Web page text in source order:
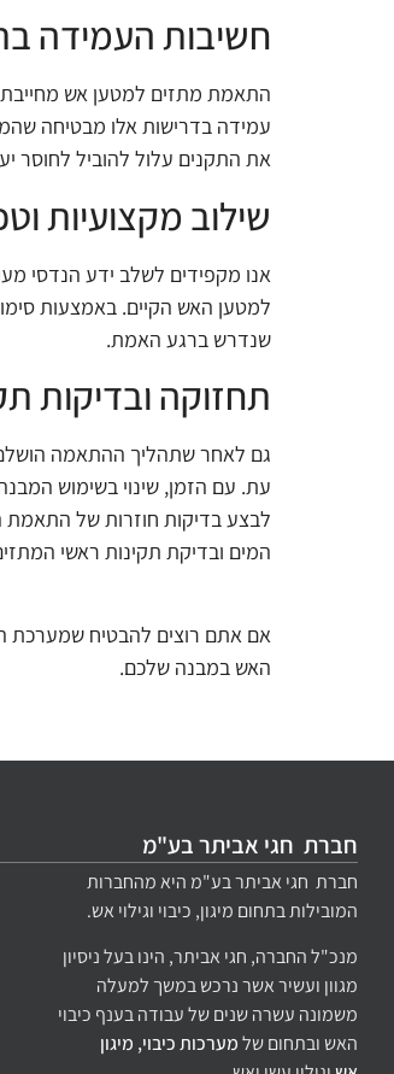
חשיבות העמידה
התאמת מתזים למטען אש מחייבת
עמידה בדרישות אלו מבטיחה
את התקנים עלול להוביל לחוסר
שילוב מקצועיות
אנו מקפידים לשלב ידע הנדסי
למטען האש הקיים. באמצעות
שנדרש ברגע האמת.
תחזוקה ובדיקות
גם לאחר שתהליך ההתאמה
עת. עם הזמן, שינוי בשימוש
לבצע בדיקות חוזרות של התאמת
המים ובדיקת תקינות ראשי
אם אתם רוצים להבטיח שמערכת
האש במבנה שלכם.
חברת חגי אביתר בע"מ
חברת חגי אביתר בע"מ היא מהחברות
המובילות בתחום מיגון, כיבוי וגילוי אש.
מנכ"ל החברה, חגי אביתר, הינו בעל ניסיון
מגוון ועשיר אשר נרכש במשך למעלה
משמונה עשרה שנים של עבודה בענף כיבוי
האש ובתחום שלמערכות כיבוי, מיגון